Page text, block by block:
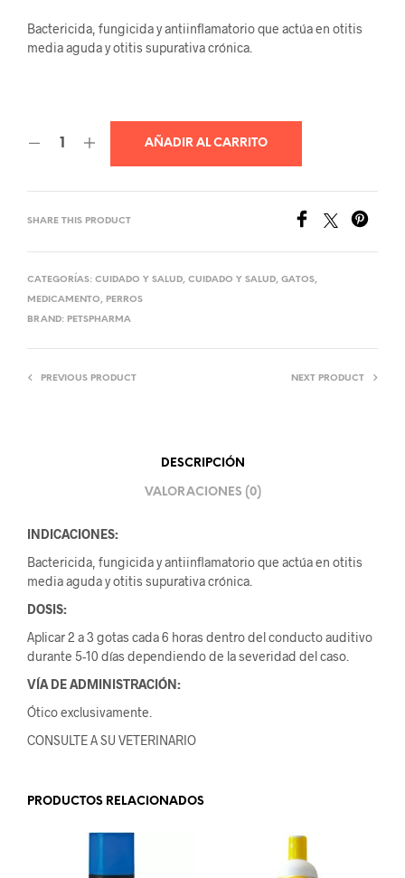
Bactericida, fungicida y antiinflamatorio que actúa en otitis
media aguda y otitis supurativa crónica.
AÑADIR AL CARRITO
SHARE THIS PRODUCT
CATEGORÍAS: CUIDADO Y SALUD, CUIDADO Y SALUD, GATOS,
MEDICAMENTO, PERROS
BRAND: PETSPHARMA
PREVIOUS PRODUCT NEXT PRODUCT
DESCRIPCIÓN
VALORACIONES (0)
INDICACIONES:
Bactericida, fungicida y antiinflamatorio que actúa en otitis
media aguda y otitis supurativa crónica.
DOSIS:
Aplicar 2 a 3 gotas cada 6 horas dentro del conducto auditivo
durante 5-10 días dependiendo de la severidad del caso.
VÍA DE ADMINISTRACIÓN:
Ótico exclusivamente.
CONSULTE A SU VETERINARIO
PRODUCTOS RELACIONADOS